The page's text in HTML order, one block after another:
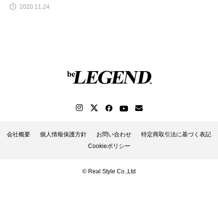
2020.11.24
会社概要 個人情報保護方針 お問い合わせ
特定商取引法に基づく表記
Cookieポリシー
© Real Style Co.,Ltd